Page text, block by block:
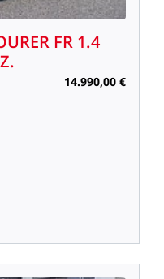
FR 1.4
14.990,00 €